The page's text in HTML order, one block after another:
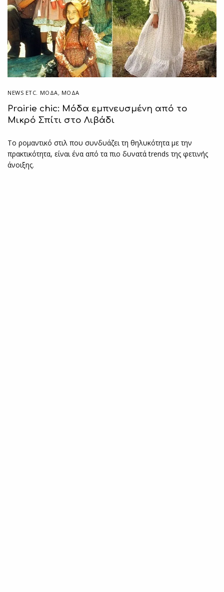
NEWS ETC. ΜΌΔΑ, ΜΟΔΑ
Prairie chic: Μόδα εμπνευσμένη από το
Μικρό Σπίτι στο Λιβάδι
Το ρομαντικό στιλ που συνδυάζει τη θηλυκότητα με την
πρακτικότητα, είναι ένα από τα πιο δυνατά trends της φετινής
άνοιξης.